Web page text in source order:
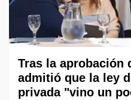
Tras la aprobación
admitió que la ley
privada "vino un